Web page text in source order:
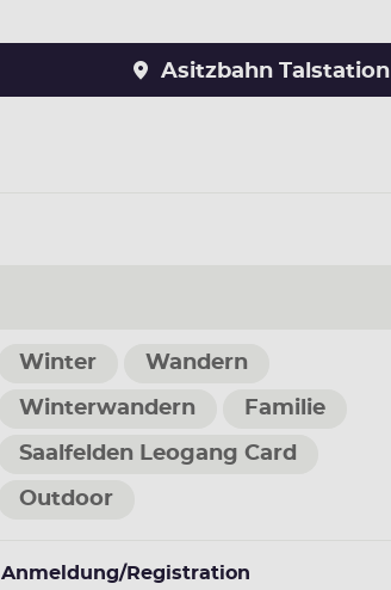
Asitzbahn Talstation
Winter Wandern
Winterwandern Familie
Saalfelden Leogang Card
Outdoor
Anmeldung/Registration